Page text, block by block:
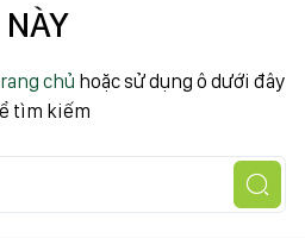
NÀY
chủ hoặc sử dụng ô dưới đây
tìm kiếm